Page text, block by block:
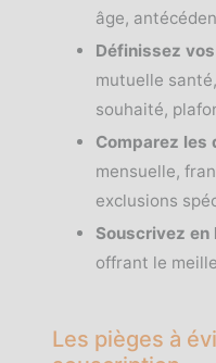
âge,
Définissez
mutuelle
souhaité,
Comparez les
mensuelle,
exclusions
Souscrivez en
offrant le
Les pièges à